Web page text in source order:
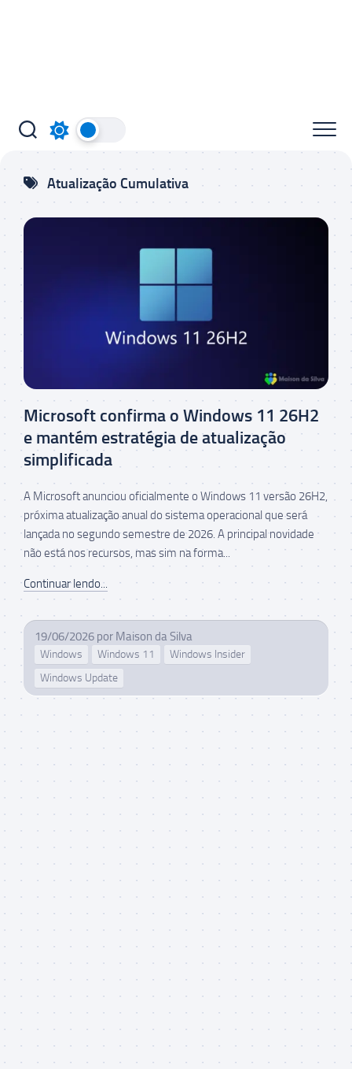
Atualização Cumulativa
Microsoft confirma o Windows 11 26H2
e mantém estratégia de atualização
simplificada
A Microsoft anunciou oficialmente o Windows 11 versão 26H2,
próxima atualização anual do sistema operacional que será
lançada no segundo semestre de 2026. A principal novidade
não está nos recursos, mas sim na forma...
Continuar lendo...
19/06/2026 por Maison da Silva
Windows Windows 11
Windows Insider
Windows Update